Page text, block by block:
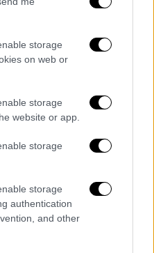
storage
on web or
storage
website or app.
storage
storage
authentication
and other
διαιτητές έχουν
Η τεχνολογία-
τους έχει
και φίλος
φρενών για την
τεχνολογίας.
ποδόσφαιρο νοσεί
Συμπτώματα;
Ο
από χαρά